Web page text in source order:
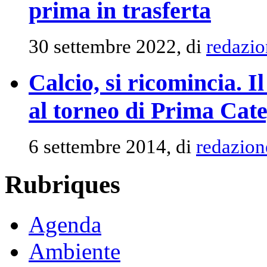
prima in trasferta
30 settembre 2022, di
Calcio, si ricomincia.
al torneo di Prima
6 settembre 2014, di
Rubriques
Agenda
Ambiente